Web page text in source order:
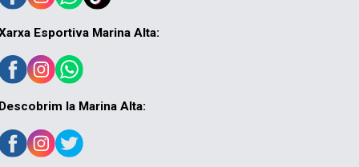
Esportiva Marina Alta:
Descobrim la Marina Alta: